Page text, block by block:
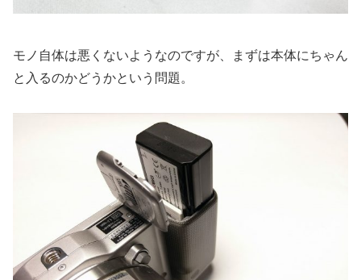
モノ自体は悪くないようなのですが、まずは本体にちゃん
と入るのかどうかという問題。